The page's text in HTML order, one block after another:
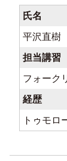
氏名
平沢直樹
担当講習
フォーク
経歴
トゥモロ